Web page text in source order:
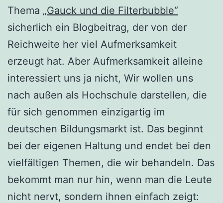
Thema „Gauck und die Filterbubble“
sicherlich ein Blogbeitrag, der von der
Reichweite her viel Aufmerksamkeit
erzeugt hat. Aber Aufmerksamkeit alleine
interessiert uns ja nicht, Wir wollen uns
nach außen als Hochschule darstellen, die
für sich genommen einzigartig im
deutschen Bildungsmarkt ist. Das beginnt
bei der eigenen Haltung und endet bei den
vielfältigen Themen, die wir behandeln. Das
bekommt man nur hin, wenn man die Leute
nicht nervt, sondern ihnen einfach zeigt: